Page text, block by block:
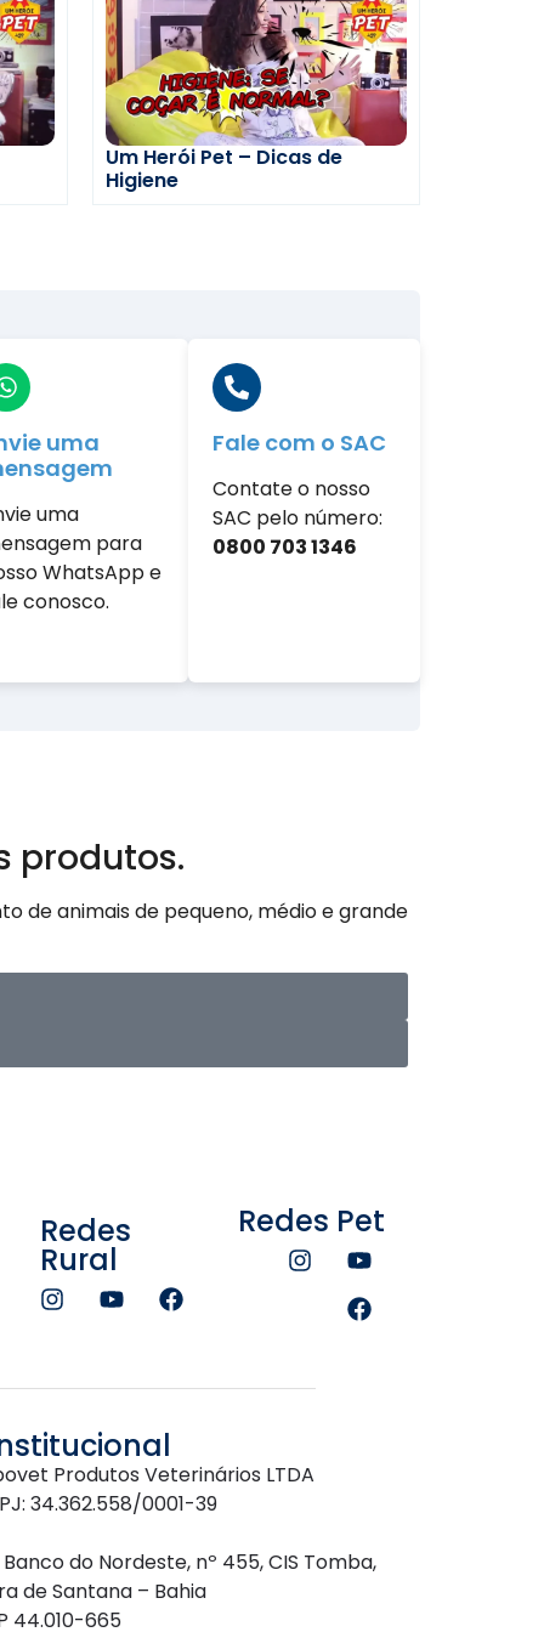
Um Herói Pet – Dicas de
Higiene
uma
uma
para
WhatsApp e
conosco.
Fale com o SAC
Contate o nosso
SAC pelo número:
0800 703 1346
produtos.
de animais de pequeno, médio e grande
Redes
Rural
Redes Pet
Produtos Veterinários LTDA
34.362.558/0001-39
Banco do Nordeste, nº 455, CIS Tomba,
de Santana – Bahia
44.010-665